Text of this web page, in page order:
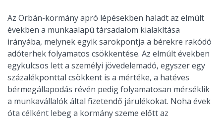
Az Orbán-kormány apró lépésekben haladt az elmúlt
években a munkaalapú társadalom kialakítása
irányába, melynek egyik sarokpontja a bérekre rakódó
adóterhek folyamatos csökkentése. Az elmúlt években
egykulcsos lett a személyi jövedelemadó, egyszer egy
százalékponttal csökkent is a mértéke, a hatéves
bérmegállapodás révén pedig folyamatosan mérséklik
a munkavállalók által fizetendő járulékokat. Noha évek
óta célként lebeg a kormány szeme előtt az